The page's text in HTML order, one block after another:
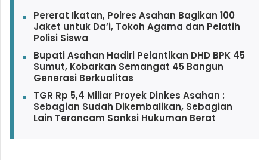
Pererat Ikatan, Polres Asahan Bagikan 100
Jaket untuk Da’i, Tokoh Agama dan Pelatih
Polisi Siswa
Bupati Asahan Hadiri Pelantikan DHD BPK 45
Sumut, Kobarkan Semangat 45 Bangun
Generasi Berkualitas
TGR Rp 5,4 Miliar Proyek Dinkes Asahan :
Sebagian Sudah Dikembalikan, Sebagian
Lain Terancam Sanksi Hukuman Berat